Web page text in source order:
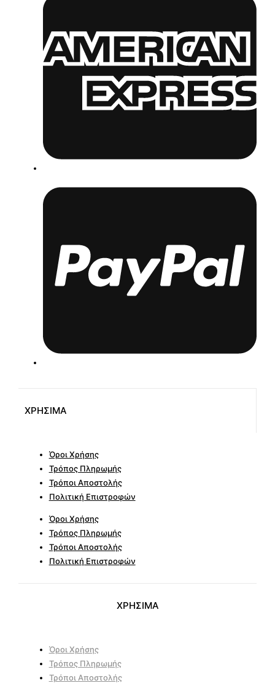
ΧΡΗΣΙΜΑ
Όροι Χρήσης
Τρόπος Πληρωμής
Τρόποι Αποστολής
Πολιτική Επιστροφών
Όροι Χρήσης
Τρόπος Πληρωμής
Τρόποι Αποστολής
Πολιτική Επιστροφών
ΧΡΗΣΙΜΑ
Όροι Χρήσης
Τρόπος Πληρωμής
Τρόποι Αποστολής